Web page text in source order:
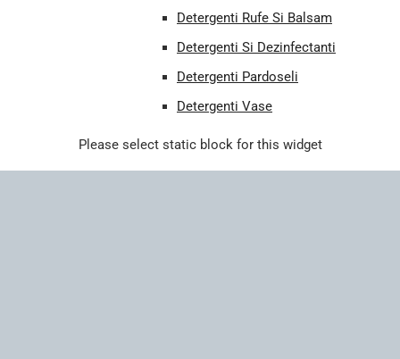
Detergenti Rufe Si Balsam
Detergenti Si Dezinfectanti
Detergenti Pardoseli
Detergenti Vase
Please select static block for this widget